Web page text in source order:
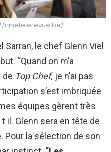
cinetelerevue.be/
le chef Glenn Viel
“Quand on m’a
de Top Chef, je n’ai pas
s’est imbriquée
équipes gèrent très
il. Glenn sera en tête de
Pour la sélection de son